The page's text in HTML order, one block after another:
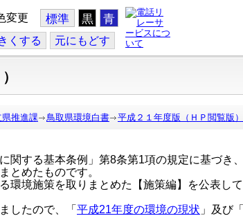
変更 標準 黒 青
くする 元にもどす
県推進課 鳥取県環境白書 平成２１年度版（ＨＰ閲覧版）
する基本条例」第8条第1項の規定に基づき
とめたものです。
境施策を取りまとめた【施策編】を公表し
したので、「 平成21年度の環境の現状 」及び「